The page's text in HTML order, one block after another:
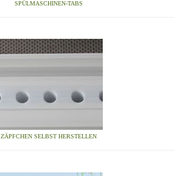
SPÜLMASCHINEN-TABS
ZÄPFCHEN SELBST HERSTELLEN